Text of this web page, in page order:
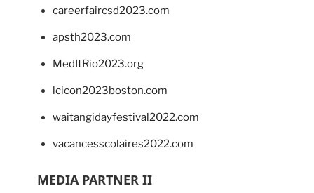
careerfaircsd2023.com
apsth2023.com
MedItRio2023.org
lcicon2023boston.com
waitangidayfestival2022.com
vacancesscolaires2022.com
MEDIA PARTNER II